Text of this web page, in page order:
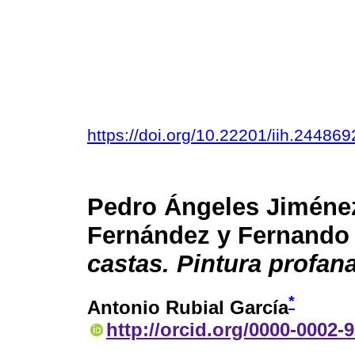
https://doi.org/10.22201/
Pedro Ángeles
Fernández y
castas. Pintura
Antonio Rubial García*
http://orcid.org/0000-0002-